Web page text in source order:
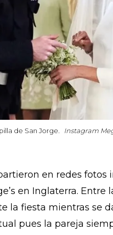
de San Jorge. Instagram
en redes
en Inglaterra. Entre
la fiesta mientras se
pues la pareja